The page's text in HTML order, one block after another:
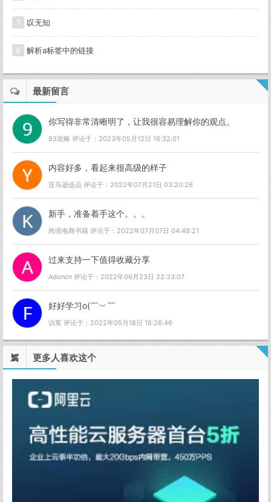
7 叹无知
8 解析a标签中的链接
最新留言
你写得非常清晰明了，让我很容易理解你的观点。
93攻略 评论于：2023年05月12日 16:32:01
内容好多，看起来很高级的样子
亚马逊选品 评论于：2022年07月21日 03:20:26
新手，准备着手这个。。。
跨境电商书籍 评论于：2022年07月07日 04:48:21
过来支持一下值得收藏分享
Adoncn 评论于：2022年06月23日 22:33:07
好好学习o(￣︶￣
访客 评论于：2022年05月18日 16:26:46
更多人喜欢这个